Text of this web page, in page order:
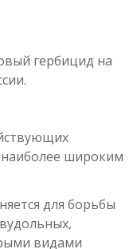
гербицид на
широким
для борьбы
видами